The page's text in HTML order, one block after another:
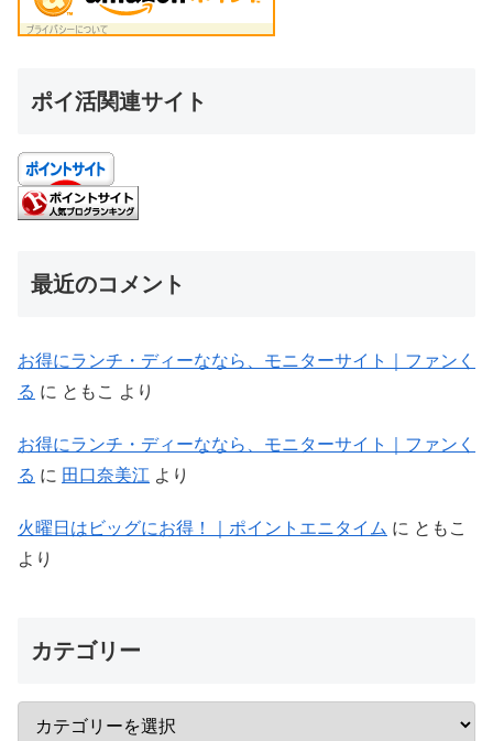
ポイ活関連サイト
最近のコメント
お得にランチ・ディーななら、モニターサイト｜ファンく
る に ともこ より
お得にランチ・ディーななら、モニターサイト｜ファンく
る に 田口奈美江 より
火曜日はビッグにお得！｜ポイントエニタイム に ともこ
より
カテゴリー